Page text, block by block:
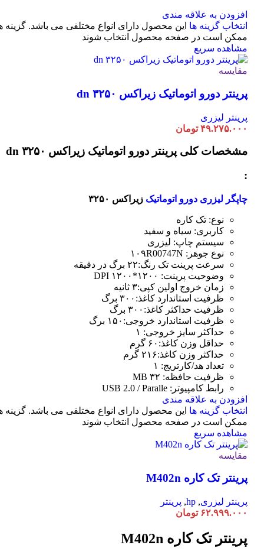
افزودن به علاقه مندی
انتخاب گزینه ها این محصول دارای انواع مختلفی می باشد. گزینه
ممکن است در صفحه محصول انتخاب شوند
مشاهده سریع
مقایسه
پرینتر دورو اتوماتیک زیراکس dn ۳۲۵۰
پرینتر لیزری
۴۹.۲۷۵.۰۰۰ تومان
مشخصات کلی پرینتر دورو اتوماتیک زیراکس dn ۳۲۵۰
:
چاپگر لیزری دورو اتوماتیک زیراکس ۳۲۵۰
نوع: تک کاره
کاربری: سیاه و سفید
سیستم چاپ: لیزری
نوع جوهر: ۱۰۹R00747N
سرعت پرینت تک رنگ:۲۲ برگ در دقیقه
وضوحیت پرینت: ۱۲۰۰*۱۲۰۰ DPI
زمان خروج اولین کپی:۳ ثانیه
ظرفیت استاندارد کاغذ:۳۰۰ برگ
ظرفیت حداکثر کاغذ:۳۰۰ برگ
ظرفیت استاندارد خروجی:۱۵۰ برگ
حداکثر سایز خروجی: ۱
حداقل وزن کاغذ:۶۰ گرم
حداکثر وزن کاغذ:۲۱۶ گرم
تعداد هد/کارتریج: ۱
ظرفیت حافظه: ۳۲ MB
رابط کامپیوتر: USB 2.0 / Paralle
افزودن به علاقه مندی
انتخاب گزینه ها این محصول دارای انواع مختلفی می باشد. گزینه
ممکن است در صفحه محصول انتخاب شوند
مشاهده سریع
مقایسه
پرینتر تک کاره M402n
پرینتر لیزری,
hp
, پرینتر
۶۲.۹۹۹.۰۰۰ تومان
پرینتر تک کاره M402n